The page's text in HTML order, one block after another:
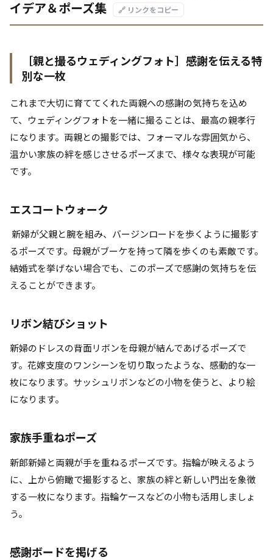
イデア＆ポーズ集
🔗 リンクをコピー
［親と撮るウェディングフォト］感謝を伝える特
別な一枚
これまで大切に育ててくれた両親への感謝の気持ちを込め
て、ウェディングフォトを一緒に撮ることは、最高の親孝行
になります。両親との撮影では、フォーマルな雰囲気から、
温かい家族の絆を感じさせるポーズまで、様々な表現が可能
です。
エスコートウォーク
新婦が父親と腕を組み、バージンロードを歩くように撮影す
るポーズです。母親がブーケを持って隣を歩くのも素敵です。
結婚式を挙げない場合でも、このポーズで感謝の気持ちを伝
えることができます。
リボン結びショット
新婦のドレスの背面リボンを母親が結んであげるポーズで
す。花嫁支度のワンシーンを切り取ったような、感動的な一
枚になります。サッシュリボンなどの小物を使うと、より絵
になります。
家族手重ねポーズ
新郎新婦と両親が手を重ねるポーズです。指輪が映えるよう
に、上から俯瞰で撮影すると、家族の絆と新しい門出を象徴
する一枚になります。指輪ケースなどの小物も活用しましょ
う。
感謝ボードを掲げる